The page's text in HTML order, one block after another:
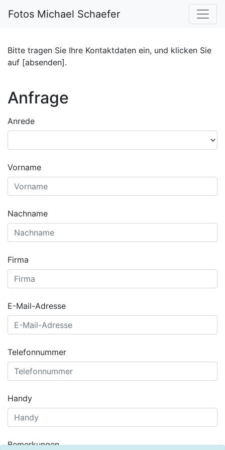
Fotos Michael Schaefer
Bitte tragen Sie Ihre Kontaktdaten ein, und klicken Sie
auf [absenden].
Anfrage
Anrede
Vorname
Nachname
Firma
E-Mail-Adresse
Telefonnummer
Handy
Bemerkungen